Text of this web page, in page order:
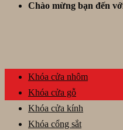
Chào mừng bạn đến
Khóa cửa nhôm
Khóa cửa gỗ
Khóa cửa kính
Khóa cổng sắt